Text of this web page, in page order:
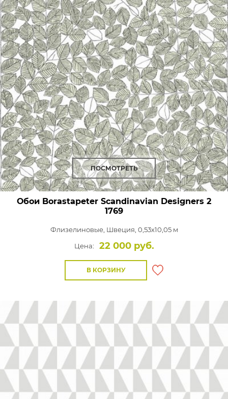
ПОСМОТРЕТЬ
Обои Borastapeter Scandinavian Designers 2
1769
Флизелиновые, Швеция, 0,53x10,05 м
Цена:
22 000 руб.
В КОРЗИНУ